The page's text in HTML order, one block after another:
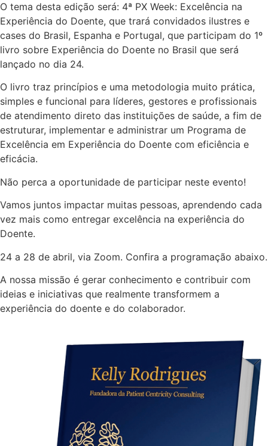
O tema desta edição será: 4ª PX Week: Excelência na
Experiência do Doente, que trará convidados ilustres e
cases do Brasil, Espanha e Portugal, que participam do 1º
livro sobre Experiência do Doente no Brasil que será
lançado no dia 24.
O livro traz princípios e uma metodologia muito prática,
simples e funcional para líderes, gestores e profissionais
de atendimento direto das instituições de saúde, a fim de
estruturar, implementar e administrar um Programa de
Excelência em Experiência do Doente com eficiência e
eficácia.
Não perca a oportunidade de participar neste evento!
Vamos juntos impactar muitas pessoas, aprendendo cada
vez mais como entregar excelência na experiência do
Doente.
24 a 28 de abril, via Zoom. Confira a programação abaixo.
A nossa missão é gerar conhecimento e contribuir com
ideias e iniciativas que realmente transformem a
experiência do doente e do colaborador.